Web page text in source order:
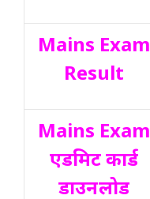
Mains Exam
Result
Mains Exam
एडमिट कार्ड
डाउनलोड